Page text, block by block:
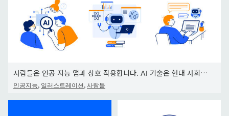
사람들은 인공 지능 앱과 상호 작용합니다. AI 기술은 현대 사회에서 생산성, 작업 및 학습에 도움이 됩니다. 벡터,
인공지능, 일러스트레이션 , 사람들